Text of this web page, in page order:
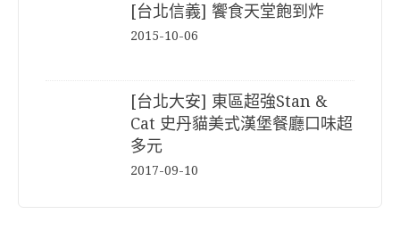
[台北信義] 饗食天堂飽到炸
2015-10-06
[台北大安] 東區超強Stan &
Cat 史丹貓美式漢堡餐廳口味超
多元
2017-09-10